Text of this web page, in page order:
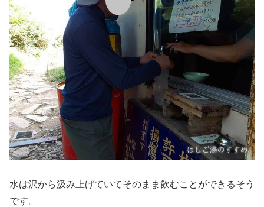
水は沢から汲み上げていてそのまま飲むことができるそう
です。